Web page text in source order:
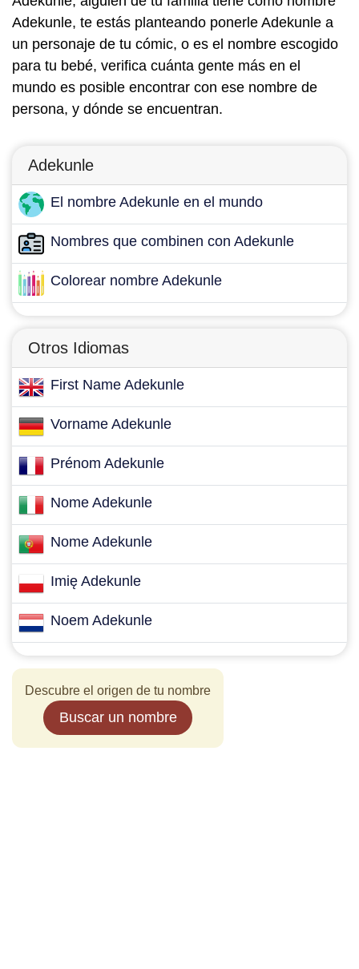
Adekunle, te estás planteando ponerle Adekunle a
un personaje de tu cómic, o es el nombre escogido
para tu bebé, verifica cuánta gente más en el
mundo es posible encontrar con ese nombre de
persona, y dónde se encuentran.
Adekunle
El nombre Adekunle en el mundo
Nombres que combinen con Adekunle
Colorear nombre Adekunle
Otros Idiomas
First Name Adekunle
Vorname Adekunle
Prénom Adekunle
Nome Adekunle
Nome Adekunle
Imię Adekunle
Noem Adekunle
Descubre el origen de tu nombre
Buscar un nombre